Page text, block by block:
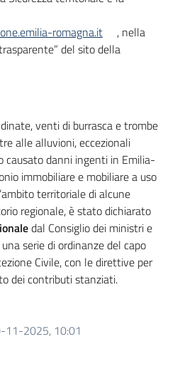
romagna.it
, nella
del sito della
venti di burrasca e trombe
alle alluvioni, eccezionali
danni ingenti in Emilia-
immobiliare e mobiliare a uso
territoriale di alcune
regionale, è stato dichiarato
dal Consiglio dei ministri e
serie di ordinanze del capo
Civile, con le direttive per
dei contributi stanziati.
11-2025, 10:01